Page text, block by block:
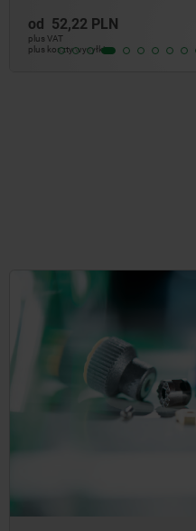
od 52,22 PLN
plus VAT
plus koszty wysyłki